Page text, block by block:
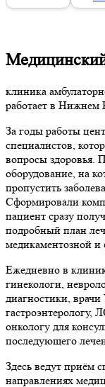
клиника
работает в Нижнем
За годы работы
специалистов,
вопросы здоровья.
оборудование, на
пропустить
Сформировали
пациент сразу
подробный план
медикаментозной
Ежедневно в
гинекологи,
диагностики,
гастроэнтерологу,
онкологу для
последующего
Здесь ведут приём
направлениях